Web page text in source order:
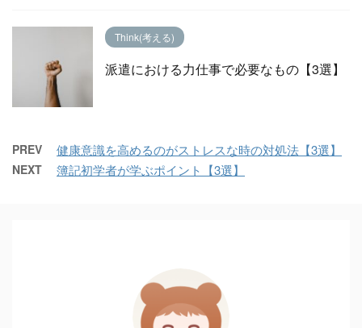
Think(考える)
派遣における力仕事で必要なもの【3選】
PREV 健康意識を高めるのがストレスな時の対処法【3選】
NEXT 簿記初学者が学ぶポイント【3選】